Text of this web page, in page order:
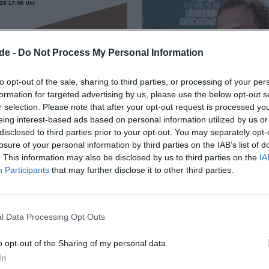
- Do Not Process My Personal Information
opt-out of the sale, sharing to third parties, or processing of your
for targeted advertising by us, please use the below opt-out
selection. Please note that after your opt-out request is processed
interest-based ads based on personal information utilized by us
to third parties prior to your opt-out. You may separately
of your personal information by third parties on the IAB’s list of
This information may also be disclosed by us to third parties on the
Participants that may further disclose it to other third parties.
Data Processing Opt Outs
opt-out of the Sharing of my personal data.
2026
Abend geistlicher
Hof: Te Deum mit der St.
in der St.
#Hof
Kostenlos
Ralf Schmitz:
15. Oktober 2026
Ralf Schmitz bringt Hof
Lachen: Schmitzmän in der
Freiheitshalle verspricht